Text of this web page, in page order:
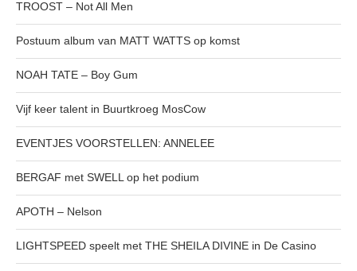
TROOST – Not All Men
Postuum album van MATT WATTS op komst
NOAH TATE – Boy Gum
Vijf keer talent in Buurtkroeg MosCow
EVENTJES VOORSTELLEN: ANNELEE
BERGAF met SWELL op het podium
APOTH – Nelson
LIGHTSPEED speelt met THE SHEILA DIVINE in De Casino